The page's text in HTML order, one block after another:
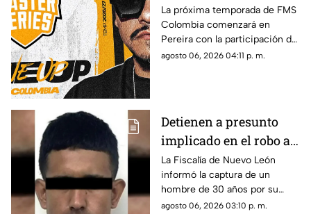
temporada ya tiene
fecha de inicio
La próxima temporada de FMS
Colombia comenzará en
Pereira con la participación del
mexicano Aczino y el regreso
agosto 06, 2026 04:11 p. m.
Detienen a presunto
implicado en el robo a
la casa de Karely Ruiz;
huellas dactilares
fueron clave
La Fiscalía de Nuevo León
informó la captura de un
hombre de 30 años por su
presunta participación en el
agosto 06, 2026 03:10 p. m.